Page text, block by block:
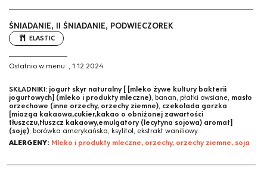
ŚNIADANIE, II ŚNIADANIE, PODWIECZOREK
ELASTIC
Ostatnio w menu: 1.12.2024
SKŁADNIKI: jogurt skyr naturalny [ [mleko żywe kultury bakterii
jogurtowych] (mleko i produkty mleczne), banan, płatki owsiane, masło
orzechowe (inne orzechy, orzechy ziemne), czekolada gorzka
[miazga kakaowa,cukier,kakao o obniżonej zawartości
tłuszczu,tłuszcz kakaowy,emulgatory (lecytyna sojowa) aromat]
(soję), borówka amerykańska, ksylitol, ekstrakt waniliowy
ALERGENY: Mleko i produkty mleczne, orzechy, orzechy ziemne, soja